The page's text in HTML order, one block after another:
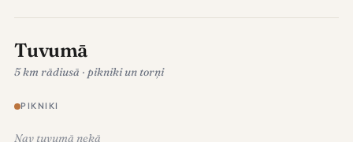
Tuvumā
5 km rādiusā · pikniki un torņi
PIKNIKI
Nav tuvumā nekā